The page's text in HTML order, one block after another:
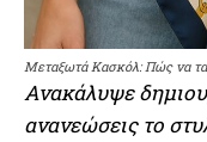
Μεταξωτά Κασκόλ: Πώς να
Ανακάλυψε
ανανεώσεις το